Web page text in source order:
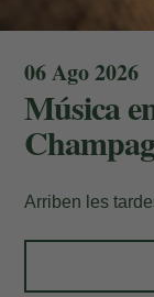
Les
Introdueix
mail per
06 Ago 2026
Música
Arriben les